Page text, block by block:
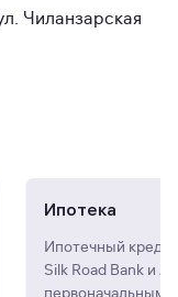
Чиланзарская
Ипотека
Ипотечный
Silk Road Bank и
первоначальным